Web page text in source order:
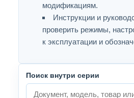
модификациям.
Инструкции и
проверить режимы,
к эксплуатации и
Поиск внутри серии